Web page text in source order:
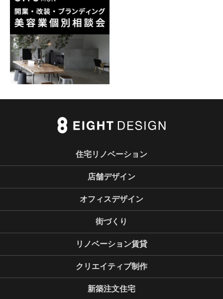
住宅リノベーション
店舗デザイン
オフィスデザイン
街づくり
リノベーション賃貸
クリエイティブ制作
新築注文住宅